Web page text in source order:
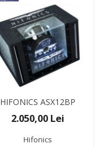
HIFONICS ASX12BP
2.050,00 Lei
Hifonics